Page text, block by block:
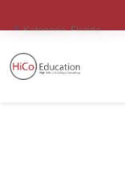
Kategorie:Florida